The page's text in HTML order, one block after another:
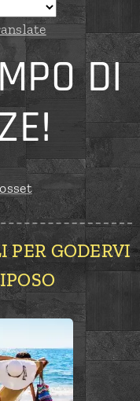
DI
PER GODERVI
O